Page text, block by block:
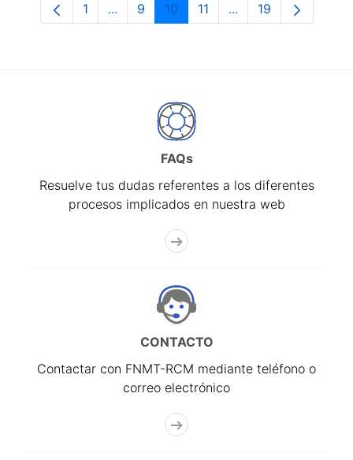
Página
1 ...Páginas intermedias Use TAB para
Página
9 Página
10 Página
11 ...PáginasPágina
19
FAQs
Resuelve tus dudas referentes a los diferentes
procesos implicados en nuestra web
CONTACTO
Contactar con FNMT-RCM mediante teléfono o
correo electrónico